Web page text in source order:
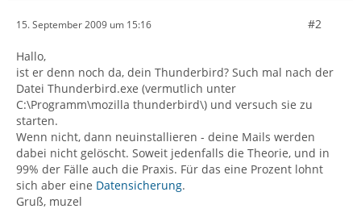
15. September 2009 um 15:16 #2
Hallo,
ist er denn noch da, dein Thunderbird? Such mal nach der
Datei Thunderbird.exe (vermutlich unter
C:\Programm\mozilla thunderbird\) und versuch sie zu
starten.
Wenn nicht, dann neuinstallieren - deine Mails werden
dabei nicht gelöscht. Soweit jedenfalls die Theorie, und in
99% der Fälle auch die Praxis. Für das eine Prozent lohnt
sich aber eine Datensicherung.
Gruß, muzel